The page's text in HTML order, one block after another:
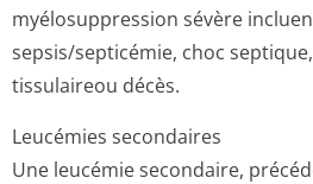
myélosuppression sévère
sepsis/septicémie, choc
tissulaireou décès.
Leucémies secondaires
Une leucémie secondaire,